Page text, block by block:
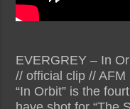
EVERGREY – In
// official clip // AFM
“In Orbit” is the